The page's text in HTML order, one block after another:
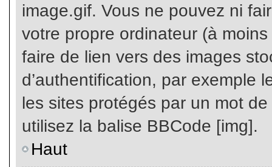
image.gif. Vous ne pouvez ni
votre propre ordinateur (à
faire de lien vers des images
d’authentification, par exemple
les sites protégés par un mot
utilisez la balise BBCode [img].
Haut